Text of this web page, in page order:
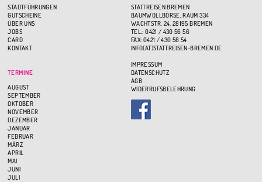
STADTFÜHRUNGEN
GUTSCHEINE
ÜBER UNS
JOBS
CARD
KONTAKT
TERMINE
AUGUST
SEPTEMBER
OKTOBER
NOVEMBER
DEZEMBER
JANUAR
FEBRUAR
MÄRZ
APRIL
MAI
JUNI
JULI
STATTREISEN BREMEN
BAUMWOLLBÖRSE, RAUM 334
WACHTSTR. 24, 28195 BREMEN
TEL.: 0421 / 430 56 56
FAX: 0421 / 430 56 54
INFO(AT)STATTREISEN-BREMEN.DE
IMPRESSUM
DATENSCHUTZ
AGB
WIDERRUFSBELEHRUNG